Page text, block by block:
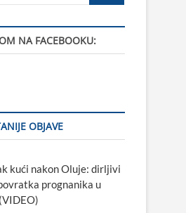
NA FACEBOOKU:
OBJAVE
kući nakon Oluje: dirljivi
prognanika u